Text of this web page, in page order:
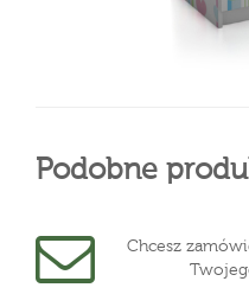
Podobne
Chcesz